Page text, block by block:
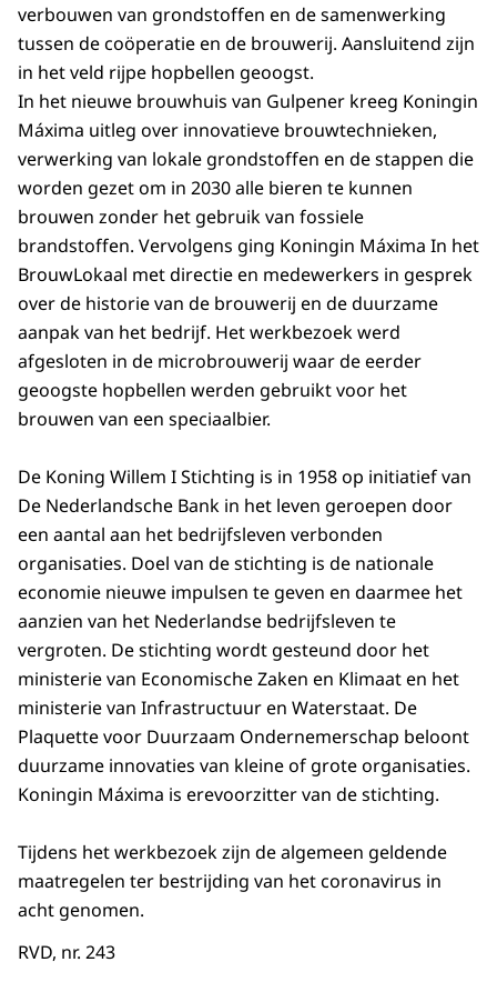
verbouwen van grondstoffen en de samenwerking
tussen de coöperatie en de brouwerij. Aansluitend zijn
in het veld rijpe hopbellen geoogst.
In het nieuwe brouwhuis van Gulpener kreeg Koningin
Máxima uitleg over innovatieve brouwtechnieken,
verwerking van lokale grondstoffen en de stappen die
worden gezet om in 2030 alle bieren te kunnen
brouwen zonder het gebruik van fossiele
brandstoffen. Vervolgens ging Koningin Máxima In het
BrouwLokaal met directie en medewerkers in gesprek
over de historie van de brouwerij en de duurzame
aanpak van het bedrijf. Het werkbezoek werd
afgesloten in de microbrouwerij waar de eerder
geoogste hopbellen werden gebruikt voor het
brouwen van een speciaalbier.
De Koning Willem I Stichting is in 1958 op initiatief van
De Nederlandsche Bank in het leven geroepen door
een aantal aan het bedrijfsleven verbonden
organisaties. Doel van de stichting is de nationale
economie nieuwe impulsen te geven en daarmee het
aanzien van het Nederlandse bedrijfsleven te
vergroten. De stichting wordt gesteund door het
ministerie van Economische Zaken en Klimaat en het
ministerie van Infrastructuur en Waterstaat. De
Plaquette voor Duurzaam Ondernemerschap beloont
duurzame innovaties van kleine of grote organisaties.
Koningin Máxima is erevoorzitter van de stichting.
Tijdens het werkbezoek zijn de algemeen geldende
maatregelen ter bestrijding van het coronavirus in
acht genomen.
RVD, nr. 243